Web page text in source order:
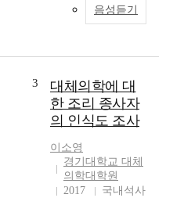
음성듣기
3
대체의학에 대
한 조리 종사자
의 인식도 조사
이소영
경기대학교 대체
의학대학원
2017
국내석사